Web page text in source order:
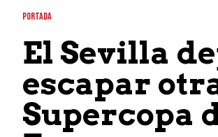
PORTADA
El Sevilla
escapar
Supercopa